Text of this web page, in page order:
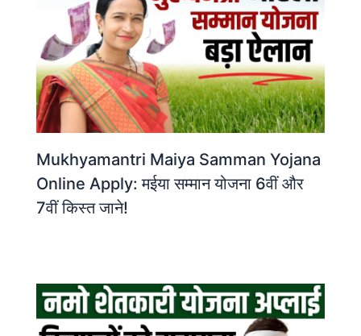
Mukhyamantri Maiya Samman Yojana
Online Apply: मईया सम्मान योजना 6वीं और
7वीं किस्त जाने!